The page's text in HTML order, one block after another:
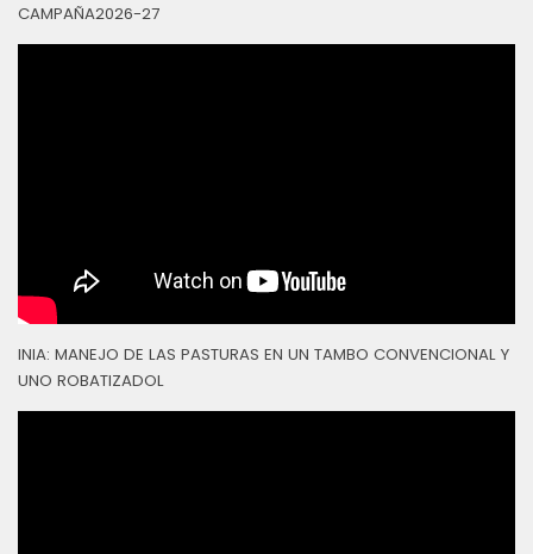
CAMPAÑA2026-27
INIA: MANEJO DE LAS PASTURAS EN UN TAMBO CONVENCIONAL Y
UNO ROBATIZADOL